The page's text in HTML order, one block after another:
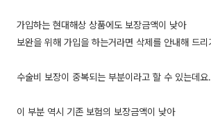
가입하는 현대해상 상품에도 보장금액이 낮아
보완을 위해 가입을 하는거라면 삭제를 안내해 드
수술비 보장이 중복되는 부분이라고 할 수 있는데요.
이 부분 역시 기존 보험의 보장금액이 낮아